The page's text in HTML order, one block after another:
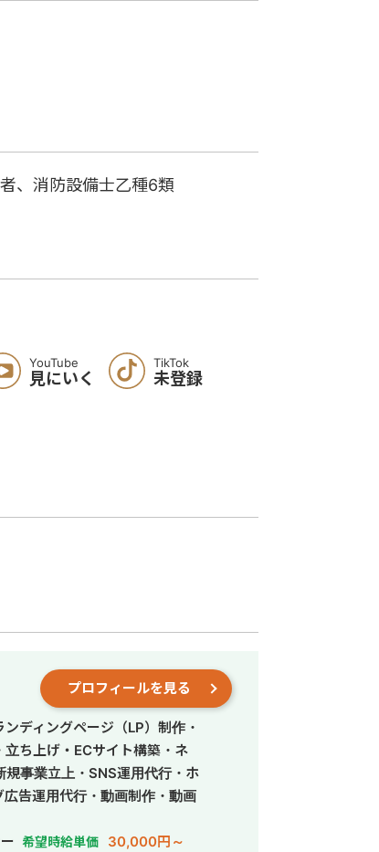
、消防設備士乙種6類
YouTube
見にいく
TikTok
未登録
プロフィールを見る
ディングページ（LP）制作・
ち上げ・ECサイト構築・ネ
規事業立上・SNS運用代行・ホ
告運用代行・動画制作・動画
希望時給単価 30,000円～